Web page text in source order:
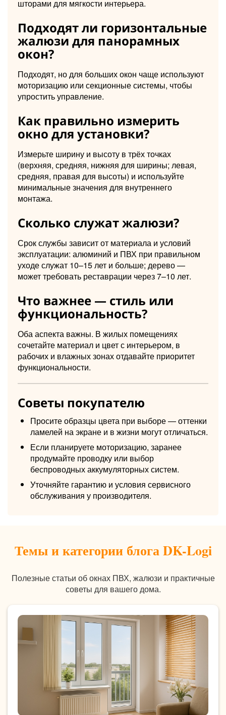
шторами для мягкости интерьера.
Подходят ли горизонтальные
жалюзи для панорамных
окон?
Подходят, но для больших окон чаще используют
моторизацию или секционные системы, чтобы
упростить управление.
Как правильно измерить
окно для установки?
Измерьте ширину и высоту в трёх точках
(верхняя, средняя, нижняя для ширины; левая,
средняя, правая для высоты) и используйте
минимальные значения для внутреннего
монтажа.
Сколько служат жалюзи?
Срок службы зависит от материала и условий
эксплуатации: алюминий и ПВХ при правильном
уходе служат 10–15 лет и больше; дерево —
может требовать реставрации через 7–10 лет.
Что важнее — стиль или
функциональность?
Оба аспекта важны. В жилых помещениях
сочетайте материал и цвет с интерьером, в
рабочих и влажных зонах отдавайте приоритет
функциональности.
Советы покупателю
Просите образцы цвета при выборе — оттенки
ламелей на экране и в жизни могут отличаться.
Если планируете моторизацию, заранее
продумайте проводку или выбор
беспроводных аккумуляторных систем.
Уточняйте гарантию и условия сервисного
обслуживания у производителя.
Темы и категории блога DK-Logi
Полезные статьи об окнах ПВХ, жалюзи и практичные
советы для вашего дома.